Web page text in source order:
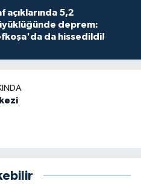
açıklarında 5,2
deprem:
da hissedildi!